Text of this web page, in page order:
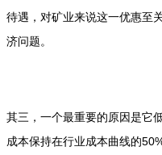
待遇，对矿业来说这一优惠至
济问题。
其三，一个最重要的原因是它
成本保持在行业成本曲线的